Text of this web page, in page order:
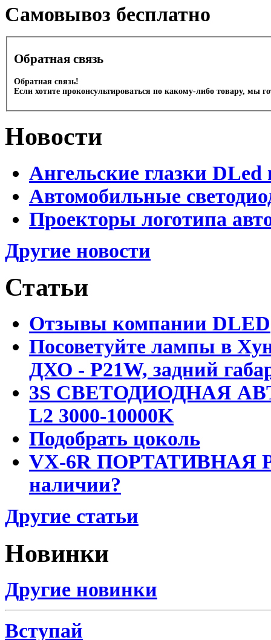
Cамовывоз бесплатно
Обратная связь
Обратная связь!
Если хотите проконсультироваться по какому-либо товару, мы
Новости
Ангельские глазки DLed
Автомобильные
Проекторы логотипа
Другие новости
Статьи
Отзывы компании DLED
Посоветуйте лампы в
ДХО - P21W, задний
3S СВЕТОДИОДНАЯ
L2 3000-10000K
Подобрать цоколь
VX-6R ПОРТАТИВНАЯ
наличии?
Другие статьи
Новинки
Другие новинки
Вступай